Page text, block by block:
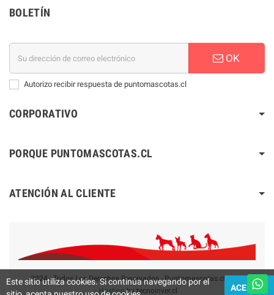
BOLETÍN
OK
Autorizo recibir respuesta de puntomascotas.cl
CORPORATIVO
PORQUE PUNTOMASCOTAS.CL
ATENCIÓN AL CLIENTE
2024 - Todos Los Derechos Reservados - Puntomascotas.cl V2.0
-Hosting by tecnoinver.cl
Este sitio utiliza cookies. Si continúa navegando por el
ACEPTAR